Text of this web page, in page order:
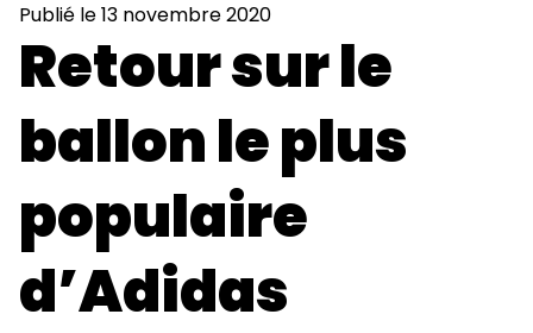
Publié le 13 novembre 2020
Retour sur le
ballon le plus
populaire
d’Adidas